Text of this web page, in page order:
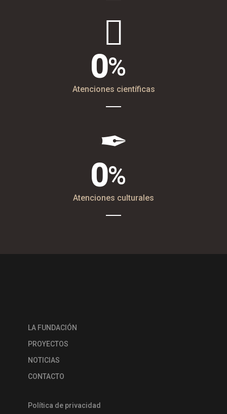
0
Atenciones científicas
0
Atenciones culturales
LA FUNDACIÓN
PROYECTOS
NOTICIAS
CONTACTO
Política de privacidad